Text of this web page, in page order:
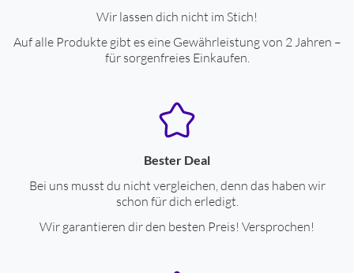
Wir lassen dich nicht im Stich!
Auf alle Produkte gibt es eine Gewährleistung von 2 Jahren –
für sorgenfreies Einkaufen.
Bester Deal
Bei uns musst du nicht vergleichen, denn das haben wir
schon für dich erledigt.
Wir garantieren dir den besten Preis! Versprochen!